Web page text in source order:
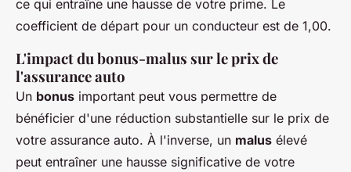
ce qui entraîne une hausse de votre prime. Le
coefficient de départ pour un conducteur est de 1,00.
L'impact du bonus-malus sur le prix de
l'assurance auto
Un bonus important peut vous permettre de
bénéficier d'une réduction substantielle sur le prix de
votre assurance auto. À l'inverse, un malus élevé
peut entraîner une hausse significative de votre